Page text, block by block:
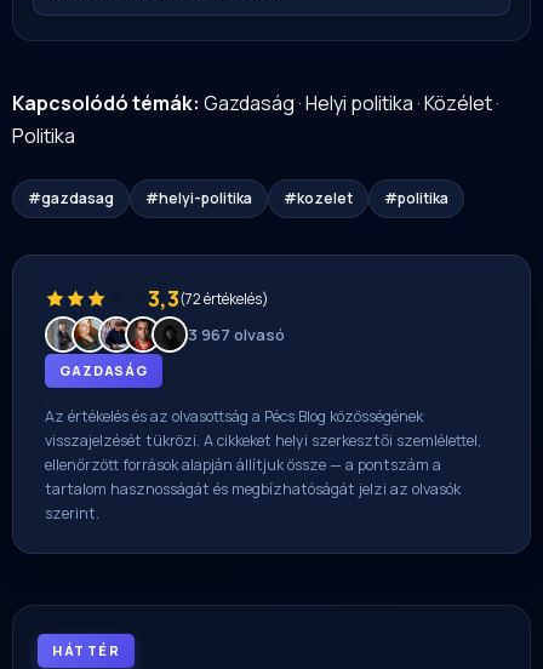
Kapcsolódó témák: Gazdaság·Helyi politika·Közélet·
Politika
#gazdasag #helyi-politika #kozelet #politika
3,3(72 értékelés)
3 967 olvasó
GAZDASÁG
Az értékelés és az olvasottság a Pécs Blog közösségének
visszajelzését tükrözi. A cikkeket helyi szerkesztői szemlélettel,
ellenőrzött források alapján állítjuk össze — a pontszám a
tartalom hasznosságát és megbízhatóságát jelzi az olvasók
szerint.
HÁTTÉR